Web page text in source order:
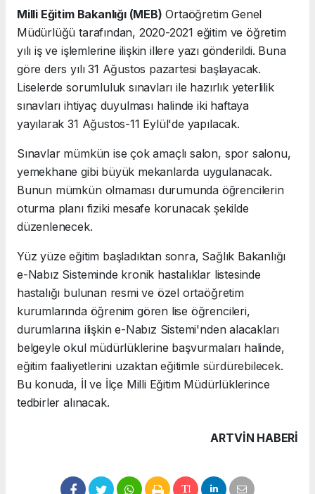
Milli Eğitim Bakanlığı (MEB) Ortaöğretim Genel
Müdürlüğü tarafından, 2020-2021 eğitim ve öğretim
yılı iş ve işlemlerine ilişkin illere yazı gönderildi. Buna
göre ders yılı 31 Ağustos pazartesi başlayacak.
Liselerde sorumluluk sınavları ile hazırlık yeterlilik
sınavları ihtiyaç duyulması halinde iki haftaya
yayılarak 31 Ağustos-11 Eylül'de yapılacak.
Sınavlar mümkün ise çok amaçlı salon, spor salonu,
yemekhane gibi büyük mekanlarda uygulanacak.
Bunun mümkün olmaması durumunda öğrencilerin
oturma planı fiziki mesafe korunacak şekilde
düzenlenecek.
Yüz yüze eğitim başladıktan sonra, Sağlık Bakanlığı
e-Nabız Sisteminde kronik hastalıklar listesinde
hastalığı bulunan resmi ve özel ortaöğretim
kurumlarında öğrenim gören lise öğrencileri,
durumlarına ilişkin e-Nabız Sistemi'nden alacakları
belgeyle okul müdürlüklerine başvurmaları halinde,
eğitim faaliyetlerini uzaktan eğitimle sürdürebilecek.
Bu konuda, İl ve İlçe Milli Eğitim Müdürlüklerince
tedbirler alınacak.
ARTVIN HABERİ